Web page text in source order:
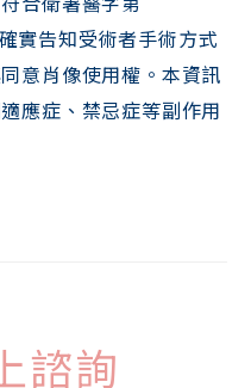
實告知受術者手術方式
意肖像使用權。本資訊
應症、禁忌症等副作用
諮詢